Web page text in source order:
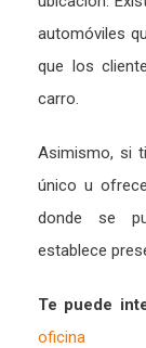
automóviles
que los
carro.
Asimismo, si
único u
donde se
establece
Te puede
oficina